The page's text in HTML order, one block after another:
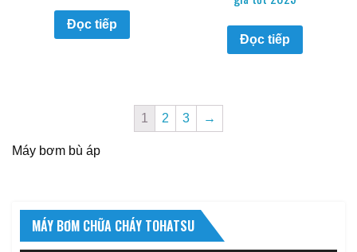
Đọc tiếp
Đọc tiếp
1 2 3 →
Máy bơm bù áp
MÁY BƠM CHỮA CHÁY TOHATSU